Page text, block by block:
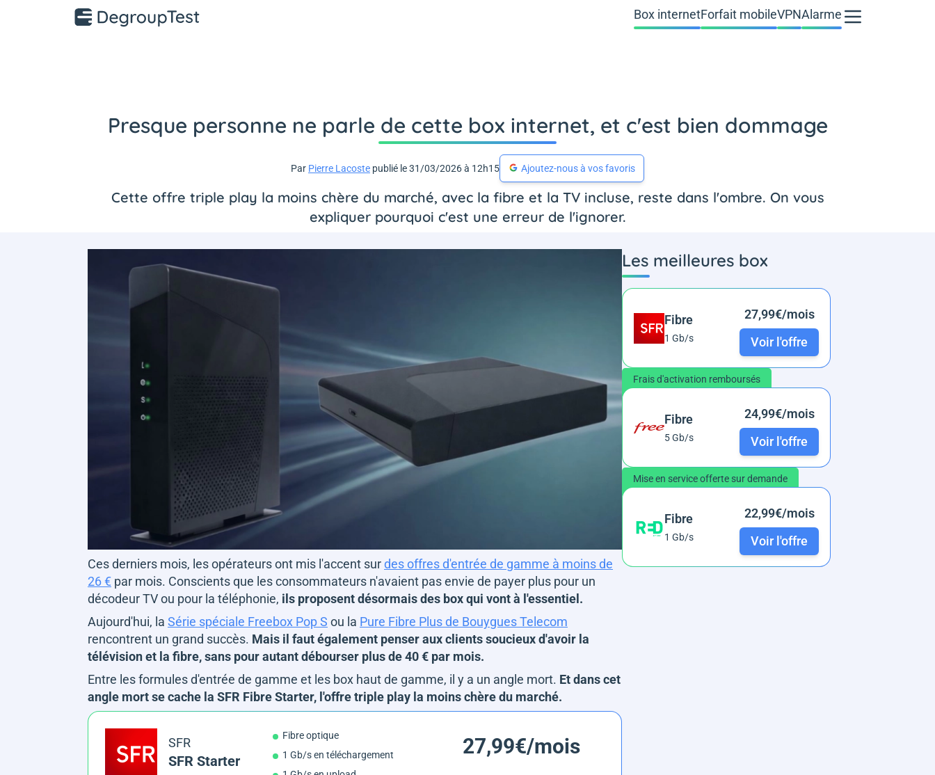
Box internetForfait mobileVPNAlarme
Presque personne ne parle de cette box internet, et c'est bien dommage
Par Pierre Lacoste publié le 31/03/2026 à 12h15 Ajoutez-nous à vos favoris
Cette offre triple play la moins chère du marché, avec la fibre et la TV incluse, reste dans l'ombre. On vous
expliquer pourquoi c'est une erreur de l'ignorer.
Ces derniers mois, les opérateurs ont mis l'accent surdes offres d'entrée de gamme à moins de
26 € par mois. Conscients que les consommateurs n'avaient pas envie de payer plus pour un
décodeur TV ou pour la téléphonie, ils proposent désormais des box qui vont à l'essentiel.
Aujourd'hui, la Série spéciale Freebox Pop S ou la Pure Fibre Plus de Bouygues Telecom
rencontrent un grand succès. Mais il faut également penser aux clients soucieux d'avoir la
télévision et la fibre, sans pour autant débourser plus de 40 € par mois.
Entre les formules d'entrée de gamme et les box haut de gamme, il y a un angle mort. Et dans cet
angle mort se cache la SFR Fibre Starter, l'offre triple play la moins chère du marché.
SFR
SFR Starter
Fibre optique
1 Gb/s en téléchargement
27,99€/mois
Les meilleures box
Fibre
1 Gb/s
27,99€/mois
Voir l'offre
Frais d'activation remboursés
Fibre
5 Gb/s
24,99€/mois
Voir l'offre
Mise en service offerte sur demande
Fibre
1 Gb/s
22,99€/mois
Voir l'offre